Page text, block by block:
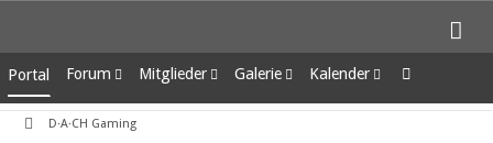
Portal Forum
Unerledigte Themen
Mitglieder
Letzte Aktivitäten
Galerie
Alben
Kalender
Wochenansicht
D·A·CH Gaming